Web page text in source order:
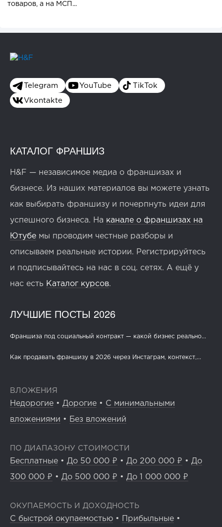
товаров, а на МСП...
Telegram YouTube TikTok
Vkontakte
КАТАЛОГ ФРАНШИЗ
H&F — независимое медиа о франшизах и
бизнесе. Из наших материалов вы можете узнать
как выбирать франшизу и почерпнуть идеи для
успешного бизнеса. На канале о франшизах на
Ютубе мы проводим честные разборы и
описываем реальные истории. Регистрируйтесь
и подписывайтесь на нас в соц. сетях. А ещё у
нас есть Каталог курсов.
ЛУЧШИЕ ПОСТЫ 2026
Франшиза под социальный контракт — какой бизнес реально...
Как продавать франшизу в 2026 через Инстаграм, контекст,...
ВЛОЖЕНИЯ
Недорогие • Дорогие • С минимальными
вложениями • Без вложений
ПО ДИАПАЗОНУ СТОИМОСТИ
Бесплатные • До 50 000 ₽ • До 200 000 ₽ • До
300 000 ₽ • До 500 000 ₽ • До 1 000 000 ₽
ОКУПАЕМОСТЬ И ДОХОДНОСТЬ
С быстрой окупаемостью • Прибыльные •